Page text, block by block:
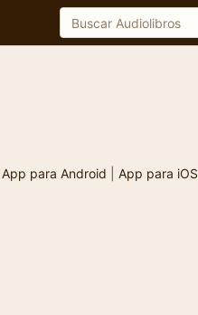
App para Android App para iOS